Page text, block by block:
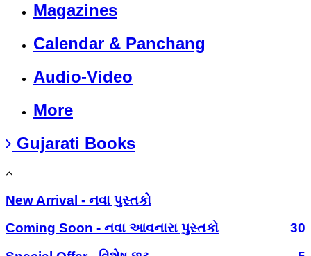
Magazines
Calendar & Panchang
Audio-Video
More
Gujarati Books
New Arrival - નવા પુસ્તકો
Coming Soon - નવા આવનારા પુસ્તકો
30